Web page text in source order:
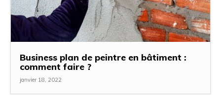
Business plan de peintre en bâtiment :
comment faire ?
janvier 18, 2022